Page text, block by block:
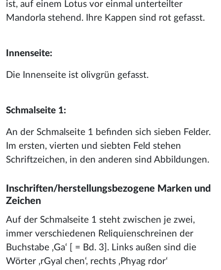
ist, auf einem Lotus vor einmal unterteilter
Mandorla stehend. Ihre Kappen sind rot gefasst.
Innenseite:
Die Innenseite ist olivgrün gefasst.
Schmalseite 1:
An der Schmalseite 1 befinden sich sieben Felder.
Im ersten, vierten und siebten Feld stehen
Schriftzeichen, in den anderen sind Abbildungen.
Inschriften/herstellungsbezogene Marken und
Zeichen
Auf der Schmalseite 1 steht zwischen je zwei,
immer verschiedenen Reliquienschreinen der
Buchstabe ‚Ga‘ [ = Bd. 3]. Links außen sind die
Wörter ‚rGyal chen‘, rechts ‚Phyag rdor‘